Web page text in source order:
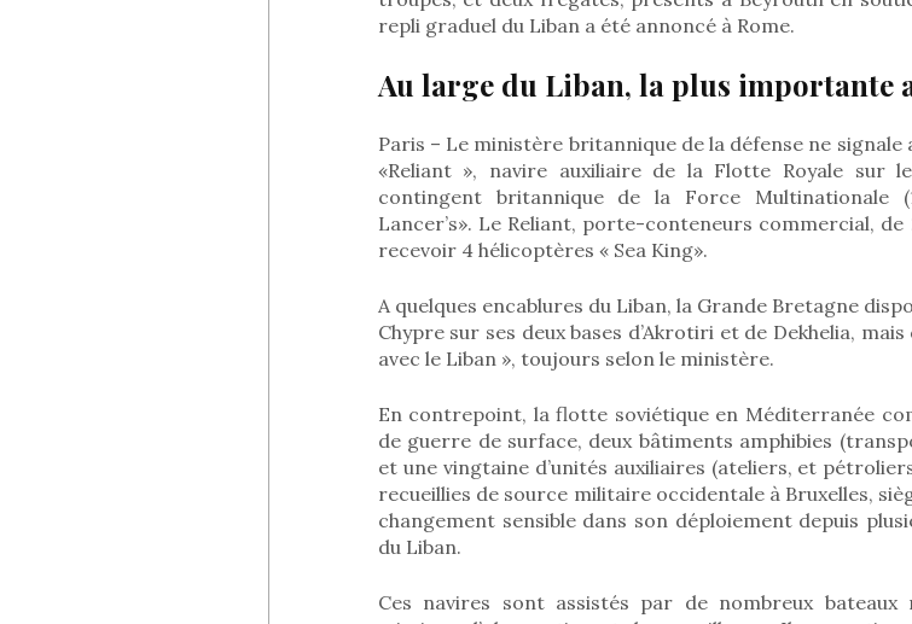
repli graduel du Liban a été annoncé à Rome.
Au large du Liban, la plus importante
Paris – Le ministère britannique de la défense ne signale
«Reliant », navire auxiliaire de la Flotte Royale sur
contingent britannique de la Force Multinationale
Lancer’s». Le Reliant, porte-conteneurs commercial,
recevoir 4 hélicoptères « Sea King».
A quelques encablures du Liban, la Grande Bretagne
Chypre sur ses deux bases d’Akrotiri et de Dekhelia,
avec le Liban », toujours selon le ministère.
En contrepoint, la flotte soviétique en Méditerranée
de guerre de surface, deux bâtiments amphibies
et une vingtaine d’unités auxiliaires (ateliers, et
recueillies de source militaire occidentale à Bruxelles,
changement sensible dans son déploiement depuis
du Liban.
Ces navires sont assistés par de nombreux